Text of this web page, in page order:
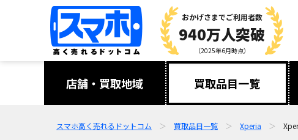
おかげさまでご利用者数
940万人突破
（2025年6月時点）
店舗・買取地域 買取品目一覧
スマホ高く売れるドットコム 買取品目一覧 Xperia